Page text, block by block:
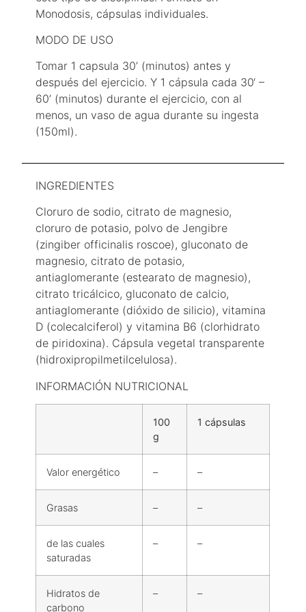
Monodosis, cápsulas individuales.
MODO DE USO
Tomar 1 capsula 30’ (minutos) antes y
después del ejercicio. Y 1 cápsula cada 30‘ –
60’ (minutos) durante el ejercicio, con al
menos, un vaso de agua durante su ingesta
(150ml).
INGREDIENTES
Cloruro de sodio, citrato de magnesio,
cloruro de potasio, polvo de Jengibre
(zingiber officinalis roscoe), gluconato de
magnesio, citrato de potasio,
antiaglomerante (estearato de magnesio),
citrato tricálcico, gluconato de calcio,
antiaglomerante (dióxido de silicio), vitamina
D (colecalciferol) y vitamina B6 (clorhidrato
de piridoxina). Cápsula vegetal transparente
(hidroxipropilmetilcelulosa).
INFORMACIÓN NUTRICIONAL
100
g
1 cápsulas
Valor energético – –
Grasas – –
de las cuales
saturadas
– –
Hidratos de
carbono
– –